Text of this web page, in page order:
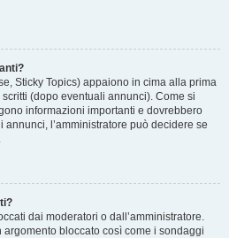
Sticky Topics) appaiono in cima alla prima
(dopo eventuali annunci). Come si
informazioni importanti e dovrebbero
l’amministratore può decidere se
dai moderatori o dall’amministratore.
bloccato così come i sondaggi